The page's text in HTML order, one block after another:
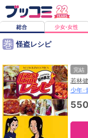
巻 怪盗レシピ
完結
若林
少年･
550